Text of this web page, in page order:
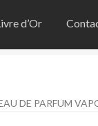
d’Or
DE PARFUM